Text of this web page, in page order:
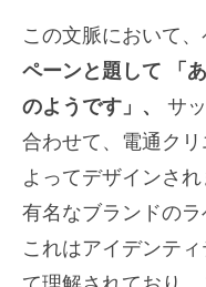
この文脈において、
ペーンと題して 「
のようです」、
サ
合わせて、電通ク
よってデザインさ
有名なブランドのラ
これはアイデンテ